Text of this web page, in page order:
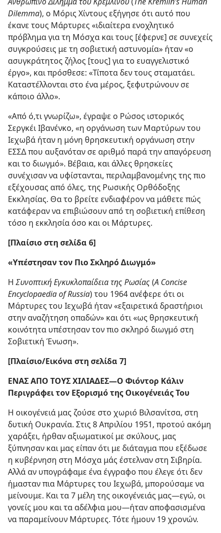
Dilemma), ο Μόρις Χίντους εξήγησε ότι αυτό που
έκανε τους Μάρτυρες «ιδιαίτερα ενοχλητικό
πρόβλημα για τη Μόσχα και τους [έφερνε] σε συνεχείς
συγκρούσεις με τη σοβιετική αστυνομία» ήταν «ο
ασυγκράτητος ζήλος [τους] για το ευαγγελιστικό
έργο», και πρόσθεσε: «Τίποτα δεν τους σταματάει.
Καταστέλλονται στο ένα μέρος, ξεφυτρώνουν σε
κάποιο άλλο».
«Από ό,τι γνωρίζω», έγραψε ο Ρώσος ιστορικός
Σεργκέι Ιβανένκο, «η οργάνωση των Μαρτύρων του
Ιεχωβά ήταν η μόνη θρησκευτική οργάνωση στην
ΕΣΣΔ που αυξανόταν σε αριθμό παρά την απαγόρευση
και το διωγμό». Βέβαια, και άλλες θρησκείες
συνέχισαν να υφίστανται, περιλαμβανομένης της πιο
εξέχουσας από όλες, της Ρωσικής Ορθόδοξης
Εκκλησίας. Θα το βρείτε ενδιαφέρον να μάθετε πώς
κατάφεραν να επιβιώσουν από τη σοβιετική επίθεση
τόσο η εκκλησία όσο και οι Μάρτυρες.
[Πλαίσιο στη σελίδα 6]
«Υπέστησαν τον ΠιοΣκληρό Διωγμό»
Η Συνοπτική Εγκυκλοπαίδεια της Ρωσίας(A Concise
Encyclopaedia of Russia) του 1964 ανέφερε ότι οι
Μάρτυρες του Ιεχωβά ήταν «εξαιρετικά δραστήριοι
στην αναζήτηση οπαδών» και ότι «ως θρησκευτική
κοινότητα υπέστησαν τον πιο σκληρό διωγμό στη
Σοβιετική Ένωση».
[Πλαίσιο/Εικόνα στη σελίδα 7]
ΕΝΑΣ ΑΠΟ ΤΟΥΣ ΧΙΛΙΑΔΕΣ​—Ο Φιόντορ Κάλιν
Περιγράφει τον Εξορισμό της Οικογένειάς Του
Η οικογένειά μας ζούσε στο χωριό Βιλσανίτσα, στη
δυτική Ουκρανία. Στις 8 Απριλίου 1951, προτού ακόμη
χαράξει, ήρθαν αξιωματικοί με σκύλους, μας
ξύπνησαν και μας είπαν ότι με διάταγμα που εξέδωσε
η κυβέρνηση στη Μόσχα μάς έστελναν στη Σιβηρία.
Αλλά αν υπογράφαμε ένα έγγραφο που έλεγε ότι δεν
ήμασταν πια Μάρτυρες του Ιεχωβά, μπορούσαμε να
μείνουμε. Και τα 7 μέλη της οικογένειάς μας​—εγώ, οι
γονείς μου και τα αδέλφια μου—​ήταν αποφασισμένα
να παραμείνουν Μάρτυρες. Τότε ήμουν 19 χρονών.